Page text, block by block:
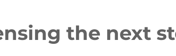
the next